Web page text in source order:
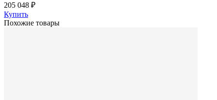
205 048 ₽
Купить
Похожие товары